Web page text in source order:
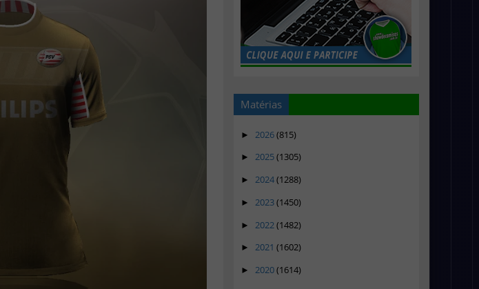
Matérias
► 2026(815)
► 2025(1305)
► 2024(1288)
► 2023(1450)
► 2022(1482)
► 2021 (1602)
► 2020(1614)